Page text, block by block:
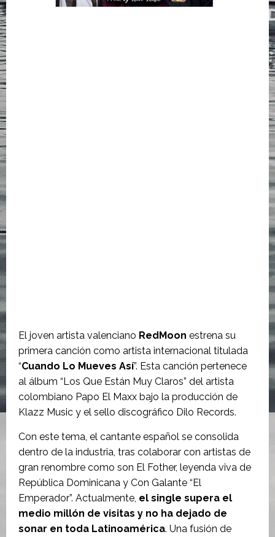
El joven artista valenciano RedMoon estrena su
primera canción como artista internacional titulada
“Cuando Lo Mueves Así”. Esta canción pertenece
al álbum “Los Que Están Muy Claros” del artista
colombiano Papo El Maxx bajo la producción de
Klazz Music y el sello discográfico Dilo Records.
Con este tema, el cantante español se consolida
dentro de la industria, tras colaborar con artistas de
gran renombre como son El Fother, leyenda viva de
República Dominicana y Con Galante “El
Emperador”. Actualmente, el single supera el
medio millón de visitas y no ha dejado de
sonar en toda Latinoamérica. Una fusión de